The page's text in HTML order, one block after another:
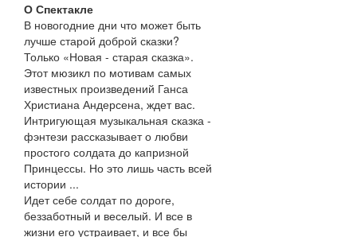
О Спектакле
В новогодние дни что может быть
лучше старой доброй сказки?
Только «Новая - старая сказка».
Этот мюзикл по мотивам самых
известных произведений Ганса
Христиана Андерсена, ждет вас.
Интригующая музыкальная сказка -
фэнтези рассказывает о любви
простого солдата до капризной
Принцессы. Но это лишь часть всей
истории ...
Идет себе солдат по дороге,
беззаботный и веселый. И все в
жизни его устраивает, и все бы